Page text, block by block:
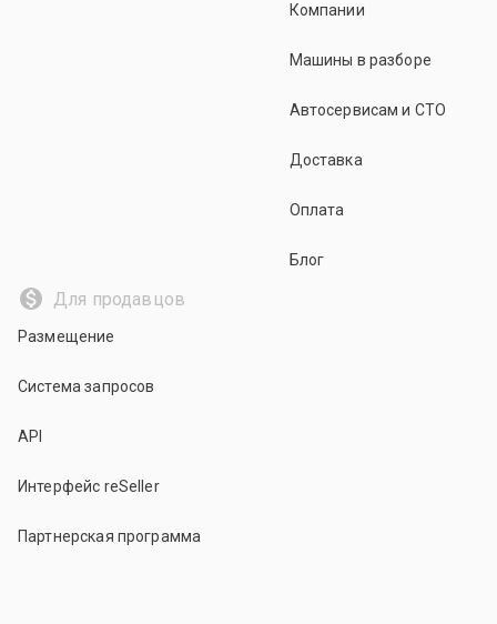
Компании
Машины в разборе
Автосервисам и СТО
Доставка
Оплата
Блог
Для продавцов
Размещение
Система запросов
API
Интерфейс reSeller
Партнерская программа